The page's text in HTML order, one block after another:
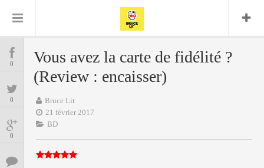
COMICS
MANGAS
BD
ENCYCLOPEGEEK
0
0
0
Vous avez la carte de fidélité ?
(Review : encaisser)
Bruce Lit
21 février 2017
BD
Comics
Daredevil
Delcourt
Encyclopegeek
Figure
Replay
Glénat Graphic Novel
Independants
Nguyen
Marvel Mattie boy